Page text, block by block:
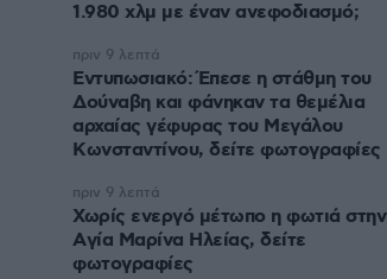
1.980 χλμ με έναν ανεφοδιασμό;
Εντυπωσιακό: Έπεσε η στάθμη του
Δούναβη και φάνηκαν τα θεμέλια
αρχαίας γέφυρας του Μεγάλου
Κωνσταντίνου, δείτε φωτογραφίες
πριν 9 λεπτά
Χωρίς ενεργό μέτωπο η φωτιά στην
Aγία Μαρίνα Ηλείας, δείτε
φωτογραφίες
πριν 9 λεπτά